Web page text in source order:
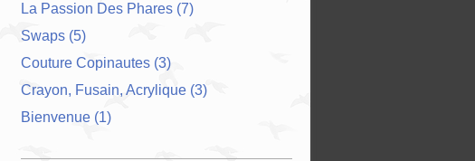
La Passion Des Phares (7)
Swaps (5)
Couture Copinautes (3)
Crayon, Fusain, Acrylique (3)
Bienvenue (1)